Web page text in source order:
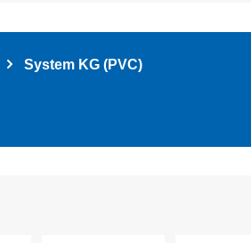
System KG (PVC)